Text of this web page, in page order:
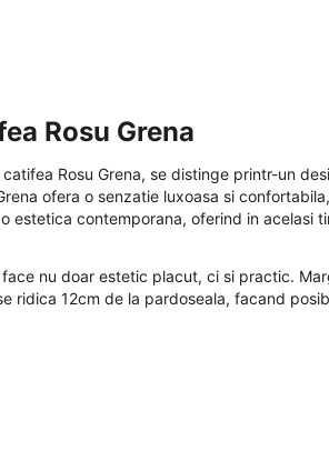
Rosu Grena
Rosu Grena, se distinge printr-un
ofera o senzatie luxoasa si confortabila,
estetica contemporana, oferind in acelasi
nu doar estetic placut, ci si practic.
ridica 12cm de la pardoseala, facand